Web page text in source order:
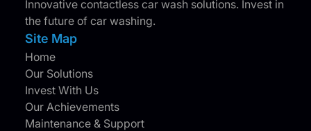
Innovative contactless car wash solutions. Invest in
the future of car washing.
Site Map
Home
Our Solutions
Invest With Us
Our Achievements
Maintenance & Support